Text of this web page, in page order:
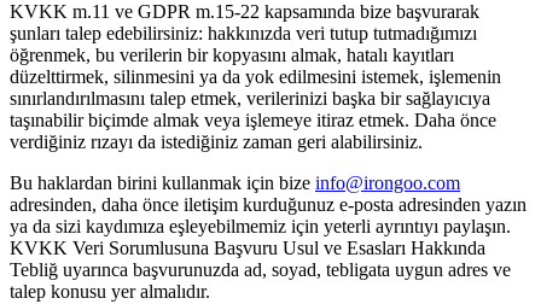
KVKK m.11 ve GDPR m.15-22 kapsamında bize başvurarak
şunları talep edebilirsiniz: hakkınızda veri tutup tutmadığımızı
öğrenmek, bu verilerin bir kopyasını almak, hatalı kayıtları
düzelttirmek, silinmesini ya da yok edilmesini istemek, işlemenin
sınırlandırılmasını talep etmek, verilerinizi başka bir sağlayıcıya
taşınabilir biçimde almak veya işlemeye itiraz etmek. Daha önce
verdiğiniz rızayı da istediğiniz zaman geri alabilirsiniz.
Bu haklardan birini kullanmak için bize info@irongoo.com
adresinden, daha önce iletişim kurduğunuz e-posta adresinden yazın
ya da sizi kaydımıza eşleyebilmemiz için yeterli ayrıntıyı paylaşın.
KVKK Veri Sorumlusuna Başvuru Usul ve Esasları Hakkında
Tebliğ uyarınca başvurunuzda ad, soyad, tebligata uygun adres ve
talep konusu yer almalıdır.